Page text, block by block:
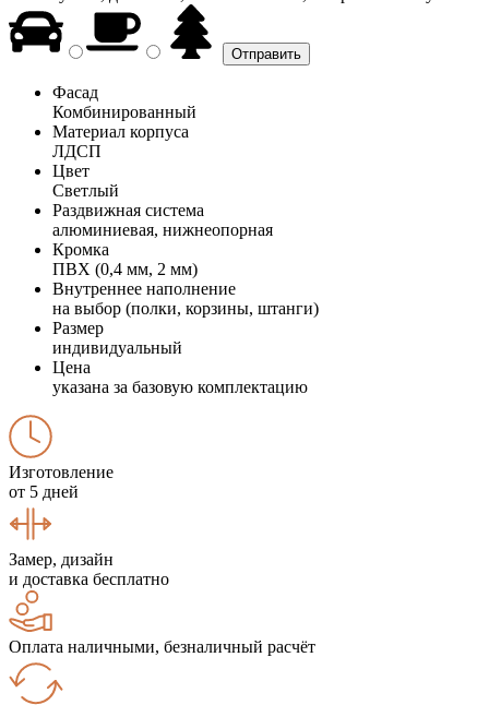
Фасад
Комбинированный
Материал корпуса
ЛДСП
Цвет
Светлый
Раздвижная система
алюминиевая, нижнеопорная
Кромка
ПВХ (0,4 мм, 2 мм)
Внутреннее наполнение
на выбор (полки, корзины, штанги)
Размер
индивидуальный
Цена
указана за базовую комплектацию
Изготовление
от 5 дней
Замер, дизайн
и доставка бесплатно
Оплата наличными, безналичный расчёт